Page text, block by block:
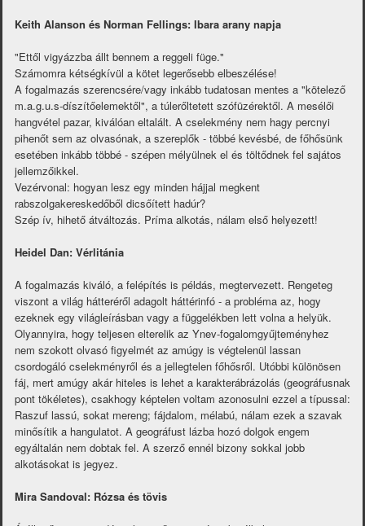
Keith Alanson és Norman Fellings: Ibara arany napja
"Ettől vigyázzba állt bennem a reggeli füge."
Számomra kétségkívül a kötet legerősebb elbeszélése!
A fogalmazás szerencsére/vagy inkább tudatosan mentes a "kötelező
m.a.g.u.s-díszítőelemektől", a túlerőltetett szófüzérektől. A mesélői
hangvétel pazar, kiválóan eltalált. A cselekmény nem hagy percnyi
pihenőt sem az olvasónak, a szereplők - többé kevésbé, de főhősünk
esetében inkább többé - szépen mélyülnek el és töltődnek fel sajátos
jellemzőikkel.
Vezérvonal: hogyan lesz egy minden hájjal megkent
rabszolgakereskedőből dicsőített hadúr?
Szép ív, hihető átváltozás. Príma alkotás, nálam első helyezett!
Heidel Dan: Vérlitánia
A fogalmazás kiváló, a felépítés is példás, megtervezett. Rengeteg
viszont a világ hátteréről adagolt háttérinfó - a probléma az, hogy
ezeknek egy világleírásban vagy a függelékben lett volna a helyük.
Olyannyira, hogy teljesen elterelik az Ynev-fogalomgyűjteményhez
nem szokott olvasó figyelmét az amúgy is végtelenül lassan
csordogáló cselekményről és a jellegtelen főhősről. Utóbbi különösen
fáj, mert amúgy akár hiteles is lehet a karakterábrázolás (geográfusnak
pont tökéletes), csakhogy képtelen voltam azonosulni ezzel a típussal:
Raszuf lassú, sokat mereng; fájdalom, mélabú, nálam ezek a szavak
minősítik a hangulatot. A geográfust lázba hozó dolgok engem
egyáltalán nem dobtak fel. A szerző ennél bizony sokkal jobb
alkotásokat is jegyez.
Mira Sandoval: Rózsa és tövis